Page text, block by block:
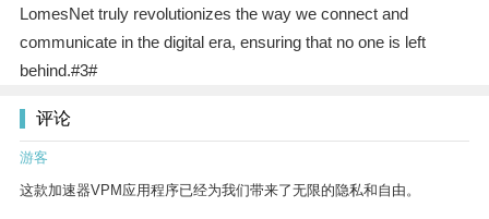
LomesNet truly revolutionizes the way we connect and
communicate in the digital era, ensuring that no one is left
behind.#3#
评论
游客
这款加速器VPM应用程序已经为我们带来了无限的隐私和自由。